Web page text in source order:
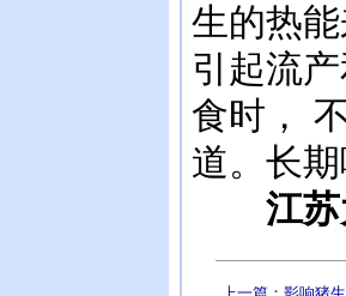
生的热
引起流
食时，
道。长
江苏太